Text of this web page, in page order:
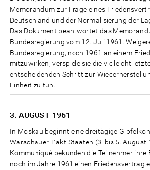
Memorandum zur Frage eines
Deutschland und der Normalisierung der
Das Dokument beantwortet das
Bundesregierung vom 12. Juli 1961.
Bundesregierung, noch 1961 an einem
mitzuwirken, verspiele sie die vielleicht
entscheidenden Schritt zur
Einheit zu tun.
3. AUGUST 1961
In Moskau beginnt eine dreitägige
Warschauer-Pakt-Staaten (3. bis 5. August
Kommuniqué bekunden die Teilnehmer ihre
noch im Jahre 1961 einen Friedensvertrag